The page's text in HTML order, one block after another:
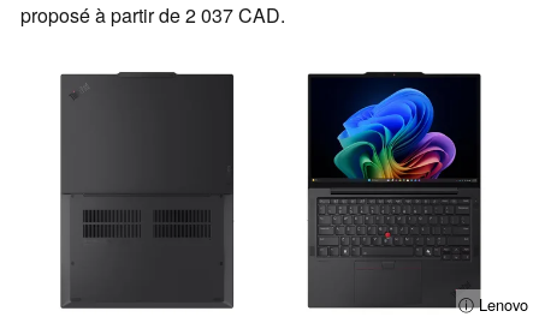
proposé à partir de 2 037 CAD.
ⓘ Lenovo